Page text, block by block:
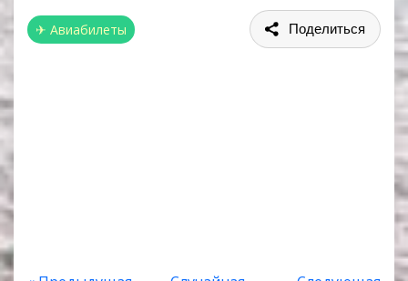
✈ Авиабилеты Поделиться